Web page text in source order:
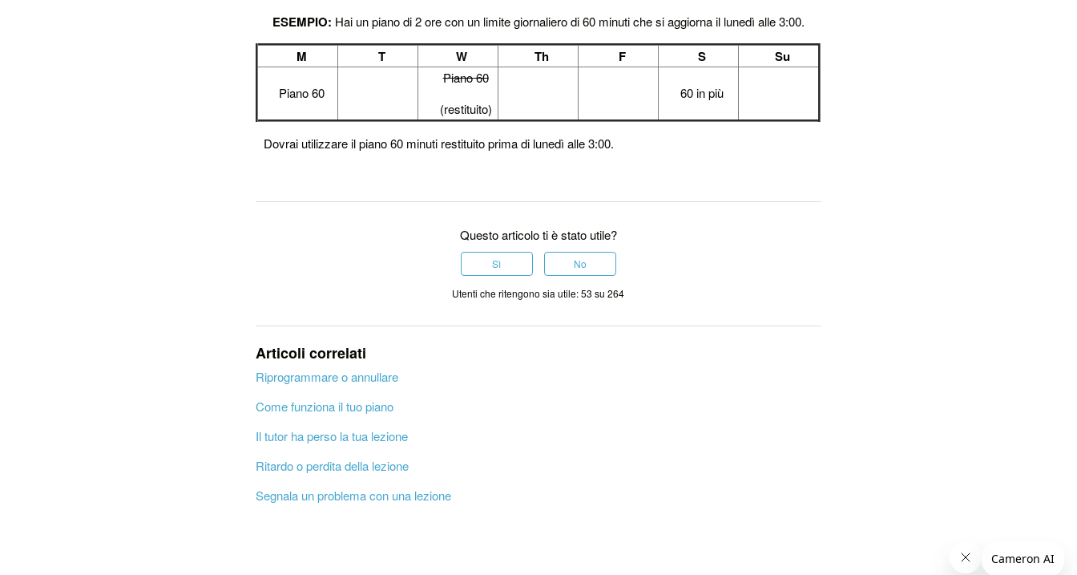
ESEMPIO: Hai un piano di 2 ore con un limite giornaliero di 60 minuti che si aggiorna il lunedì alle 3:00.
M T W Th F S Su
Piano 60
Piano 60
(restituito)
60 in più
Dovrai utilizzare il piano 60 minuti restituito prima di lunedì alle 3:00.
Questo articolo ti è stato utile?
Sì No
Utenti che ritengono sia utile: 53 su 264
Articoli correlati
Riprogrammare o annullare
Come funziona il tuo piano
Il tutor ha perso la tua lezione
Ritardo o perdita della lezione
Segnala un problema con una lezione